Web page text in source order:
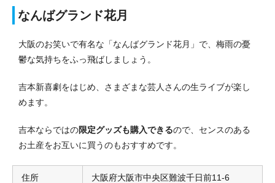
なんばグランド花月
大阪のお笑いで有名な「なんばグランド花月」で、梅雨の憂
鬱な気持ちをふっ飛ばしましょう。
吉本新喜劇をはじめ、さまざまな芸人さんの生ライブが楽し
めます。
吉本ならではの限定グッズも購入できるので、センスのある
お土産をお互いに買うのもおすすめです。
住所 大阪府大阪市中央区難波千日前11-6